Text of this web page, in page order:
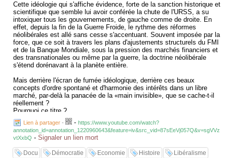
Cette idéologie qui s'affiche évidence, forte de la sanction historique et
scientifique que semble lui avoir conférée la chute de l'URSS, a su
intoxiquer tous les gouvernements, de gauche comme de droite. En
effet, depuis la fin de la Guerre Froide, le rythme des réformes
néolibérales est allé sans cesse s'accentuant. Souvent imposée par la
force, que ce soit à travers les plans d'ajustements structurels du FMI
et de la Banque Mondiale, sous la pression des marchés financiers et
des transnationales ou même par la guerre, la doctrine néolibérale
s'étend dorénavant à la planète entière.
Mais derrière l'écran de fumée idéologique, derrière ces beaux
concepts d'ordre spontané et d'harmonie des intérêts dans un libre
marché, par-delà la panacée de la «main invisible», que se cache-t-il
réellement ?
Pourquoi ce titre ?
Le mot rets vient du latin rete et signifie littéralement filet. Il exprime
l'idée de piège tout autant que l'idée de réseau (d'ailleurs, rete a donné
en français le mot réseau). Aussi, l'Internationale néolibérale s'est
constituée en un vaste réseau, complexe et inextricable, qui lui permet
de faire entendre sa voix polymorphe simultanément sur toutes les
tribunes imaginables, à savoir : les think tanks, le système
Lien à partager - - https://www.youtube.com/watch?
annotation_id=annotation_1220960643&feature=iv&src_vid=87sEeVj057Q&v=sgVVz
vtXxbQ - Signaler un lien mort
Docu Démocratie Economie Histoire
Libéralisme